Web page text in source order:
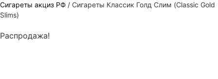
Сигареты акциз РФ / Сигареты Классик Голд Слим (Classic Gold
Slims)
Распродажа!